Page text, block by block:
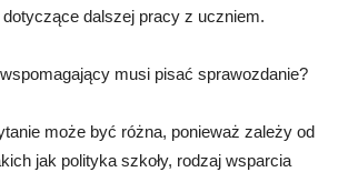
dalszej pracy z uczniem.
musi pisać sprawozdanie?
może być różna, ponieważ zależy od
jak polityka szkoły, rodzaj wsparcia